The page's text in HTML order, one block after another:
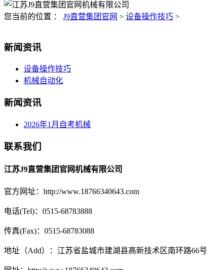
您当前的位置 ： J9直营集团官网 > 设备操作技巧 >
新闻资讯
设备操作技巧
机械自动化
新闻资讯
2026年1月自考机械
联系我们
江苏J9直营集团官网机械有限公司
官方网址：http://www.18766340643.com
电话(Tel)：0515-68783888
传真(Fax)：0515-68783088
地址（Add）：江苏省盐城市建湖县高新技术区南环路66号